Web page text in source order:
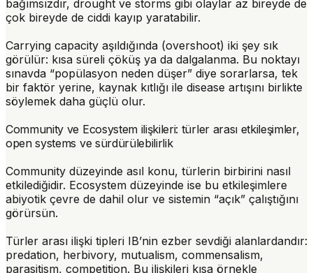
bağımsızdır, drought ve storms gibi olaylar az bireyde de
çok bireyde de ciddi kayıp yaratabilir.
Carrying capacity aşıldığında (overshoot) iki şey sık
görülür: kısa süreli çöküş ya da dalgalanma. Bu noktayı
sınavda “popülasyon neden düşer” diye sorarlarsa, tek
bir faktör yerine, kaynak kıtlığı ile disease artışını birlikte
söylemek daha güçlü olur.
Community ve Ecosystem ilişkileri: türler arası etkileşimler,
open systems ve sürdürülebilirlik
Community düzeyinde asıl konu, türlerin birbirini nasıl
etkilediğidir. Ecosystem düzeyinde ise bu etkileşimlere
abiyotik çevre de dahil olur ve sistemin “açık” çalıştığını
görürsün.
Türler arası ilişki tipleri IB’nin ezber sevdiği alanlardandır:
predation, herbivory, mutualism, commensalism,
parasitism, competition. Bu ilişkileri kısa örnekle